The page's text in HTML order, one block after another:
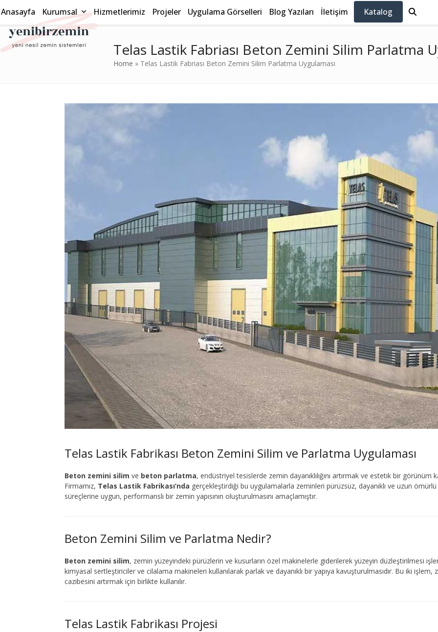
to
Anasayfa Kurumsal Hizmetlerimiz Projeler Uygulama Görselleri Blog Yazıları İletişim Katalog
Telas Lastik Fabriası Beton Zemini Silim Parlatma
Home » Telas Lastik Fabriası Beton Zemini Silim Parlatma Uygulaması
Telas Lastik Fabrikası Beton Zemini Silim ve Parlatma Uygulaması
Beton zemini silim ve beton parlatma, endüstriyel tesislerde zemin dayanıklılığını artırmak ve estetik bir
Firmamız, Telas Lastik Fabrikası’nda gerçekleştirdiği bu uygulamalarla zeminleri pürüzsüz, dayanıklı ve uzun
süreçlerine uygun, performanslı bir zemin yapısının oluşturulmasını amaçlamıştır.
Beton Zemini Silim ve Parlatma Nedir?
Beton zemini silim, zemin yüzeyindeki pürüzlerin ve kusurların özel makinelerle giderilerek yüzeyin düzleştirilmesi
kimyasal sertleştiriciler ve cilalama makineleri kullanılarak parlak ve dayanıklı bir yapıya kavuşturulmasıdır. Bu iki
cazibesini artırmak için birlikte kullanılır.
Telas Lastik Fabrikası Projesi